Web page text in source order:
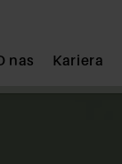
nas Kariera